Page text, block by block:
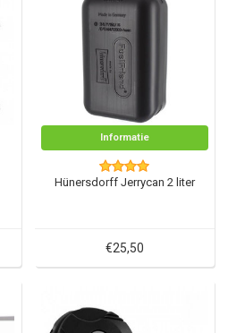
Informatie
Hünersdorff Jerrycan 2 liter
€25,50